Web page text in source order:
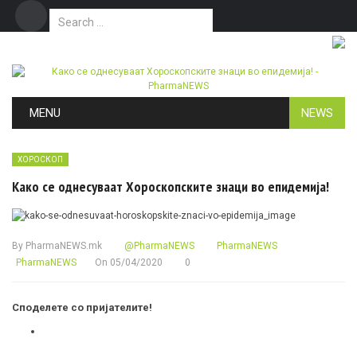
Search for:
MENU NEWS
ХОРОСКОП
Како се однесуваат Хороскопските знаци во епидемија!
By PharmaNEWS.mk @PharmaNEWS
PharmaNEWS
PharmaNEWS
On 05/04/2020 0
Споделете со пријателите!